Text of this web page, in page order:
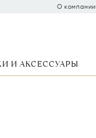
О компании
И АКСЕССУАРЫ